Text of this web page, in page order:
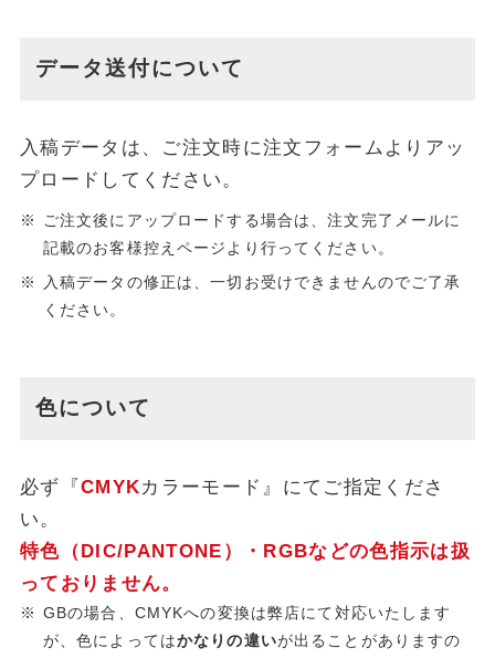
データ送付について
入稿データは、ご注文時に注文フォームよりアッ
プロードしてください。
ご注文後にアップロードする場合は、注文完了メールに
記載のお客様控えページより行ってください。
入稿データの修正は、一切お受けできませんのでご了承
ください。
色について
必ず『 CMYKカラーモード』にてご指定くださ
い。
特色（DIC/PANTONE）・RGBなどの色指示は扱
っておりません。
GBの場合、CMYKへの変換は弊店にて対応いたします
が、色によってはかなりの違いが出ることがありますの